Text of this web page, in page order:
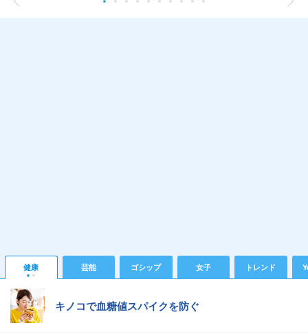
健康 芸能 ゴシップ 女子 トレンド
キノコで血糖値スパイクを防ぐ